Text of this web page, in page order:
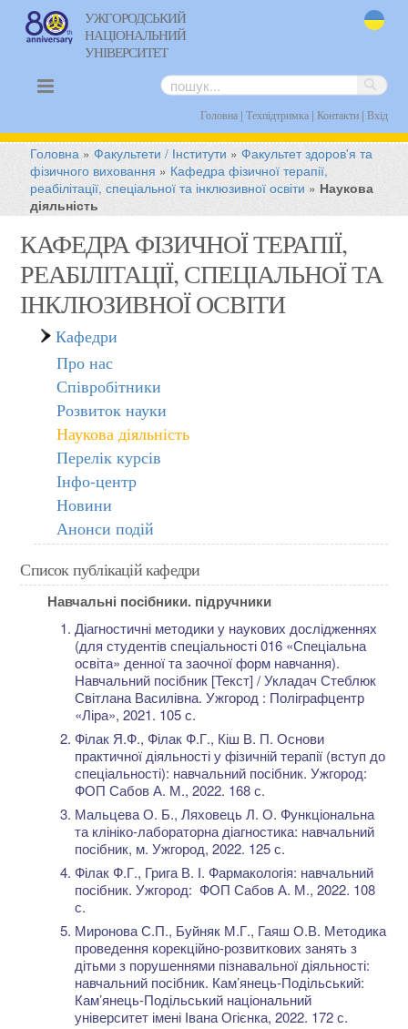
УЖГОРОДСЬКИЙ
НАЦІОНАЛЬНИЙ
УНІВЕРСИТЕТ
Головна| Техпідтримка| Контакти| Вхід
Головна »Факультети / Інститути »Факультет здоров'я та
фізичного виховання » Кафедра фізичної терапії,
реабілітації, спеціальної та інклюзивної освіти » Наукова
діяльність
КАФЕДРА ФІЗИЧНОЇ ТЕРАПІЇ,
РЕАБІЛІТАЦІЇ, СПЕЦІАЛЬНОЇ ТА
ІНКЛЮЗИВНОЇ ОСВІТИ
Кафедри
Про нас
Співробітники
Розвиток науки
Наукова діяльність
Перелік курсів
Інфо-центр
Новини
Анонси подій
Список публікацій кафедри
Навчальні посібники. підручники
Діагностичні методики у наукових дослідженнях
(для студентів спеціальності 016 «Спеціальна
освіта» денної та заочної форм навчання).
Навчальний посібник [Текст] / Укладач Стеблюк
Світлана Василівна. Ужгород : Поліграфцентр
«Ліра», 2021. 105 с.
Філак Я.Ф., Філак Ф.Г., Кіш В. П. Основи
практичної діяльності у фізичній терапії (вступ до
спеціальності): навчальний посібник. Ужгород:
ФОП Сабов А. М., 2022. 168 с.
Мальцева О. Б., Ляховець Л. О. Функціональна
та клініко-лабораторна діагностика: навчальний
посібник, м. Ужгород, 2022. 125 с.
Філак Ф.Г., Грига В. І. Фармакологія: навчальний
посібник. Ужгород: ФОП Сабов А. М., 2022. 108
с.
Миронова С.П., Буйняк М.Г., Гаяш О.В. Методика
проведення корекційно-розвиткових занять з
дітьми з порушеннями пізнавальної діяльності:
навчальний посібник. Кам’янець-Подільський:
Кам’янець-Подільський національний
університет імені Івана Огієнка, 2022. 172 с.